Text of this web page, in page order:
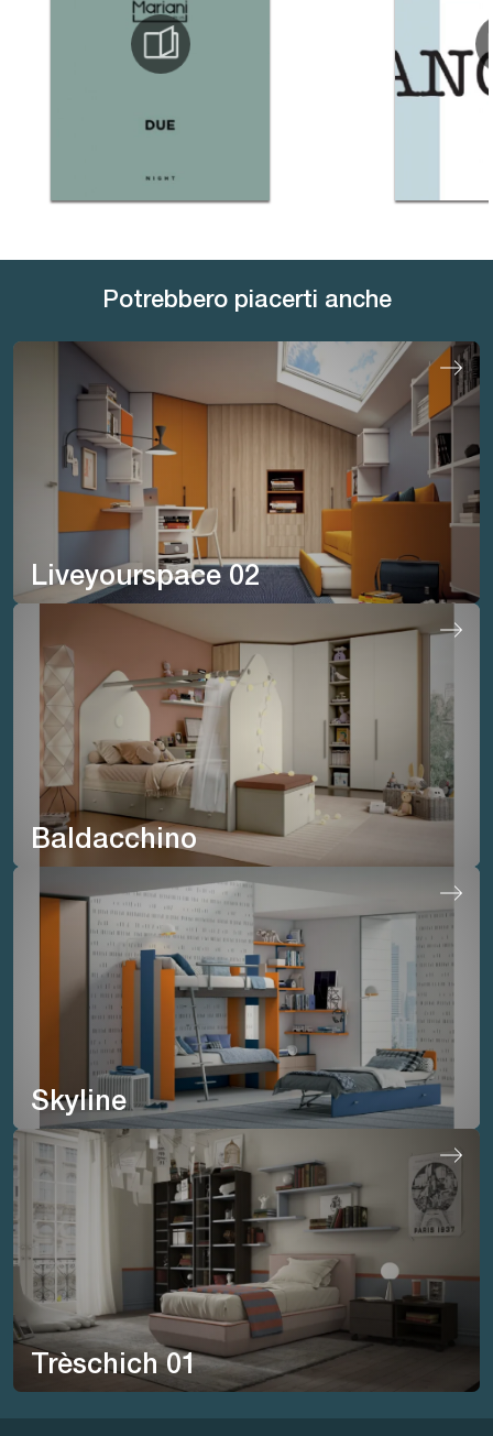
Potrebbero piacerti anche
Liveyourspace 02
Baldacchino
Skyline
Trèschich 01